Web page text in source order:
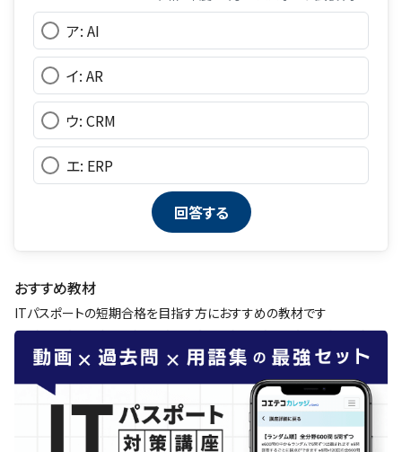
ア: AI
イ: AR
ウ: CRM
エ: ERP
おすすめ教材
ITパスポートの短期合格を目指す方におすすめの教材です